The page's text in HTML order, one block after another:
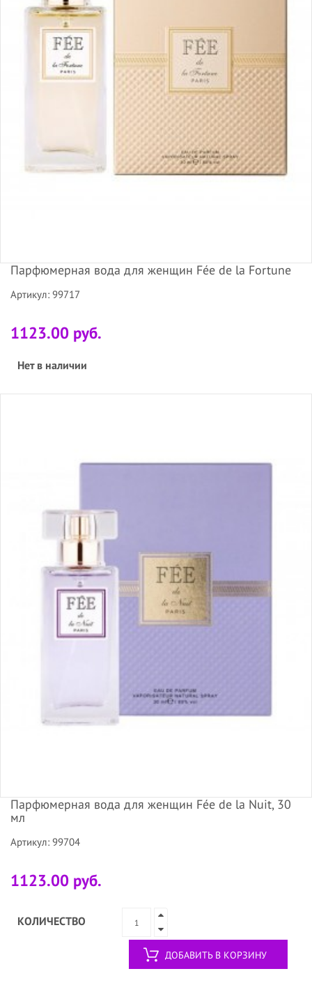
Парфюмерная вода для женщин Fée de la Fortune
Артикул: 99717
1123.00 руб.
Нет в наличии
Парфюмерная вода для женщин Fée de la Nuit, 30
мл
Артикул: 99704
1123.00 руб.
КОЛИЧЕСТВО
ДОБАВИТЬ В КОРЗИНУ